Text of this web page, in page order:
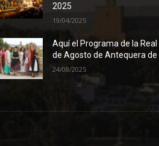
2025
19/04/2025
Aquí el Programa de la Real
de Agosto de Antequera de
24/08/2025